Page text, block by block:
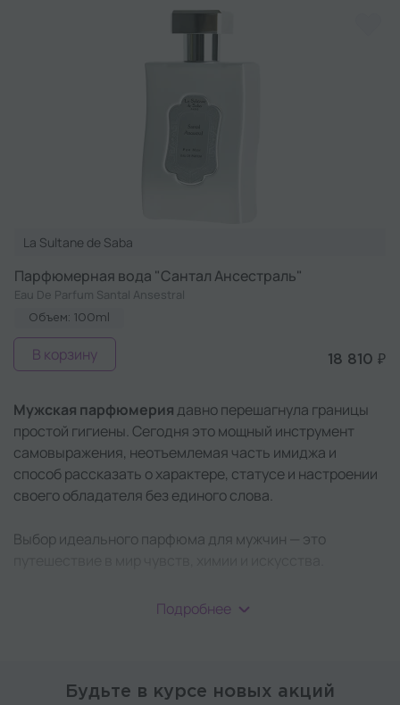
La Sultane de Saba
Парфюмерная вода "Сантал Ансестраль"
Eau De Parfum Santal Ansestral
Объем: 100ml
18 810 ₽
В корзину
Мужская парфюмерия давно перешагнула границы
простой гигиены. Сегодня это мощный инструмент
самовыражения, неотъемлемая часть имиджа и
способ рассказать о характере, статусе и настроении
своего обладателя без единого слова.
Выбор идеального парфюма для мужчин — это
Подробнее
Будьте в курсе новых акций